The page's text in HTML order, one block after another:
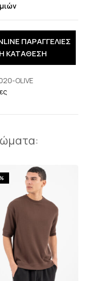
ΠΑΡΑΓΓΕΛΙΕΣ
ΚΑΤΑΘΕΣΗ
OLIVE